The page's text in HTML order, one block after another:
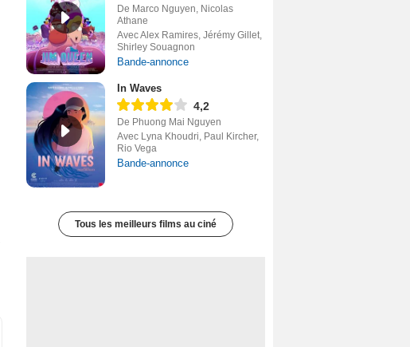
De Marco Nguyen, Nicolas
Athane
Avec Alex Ramires, Jérémy Gillet,
Shirley Souagnon
Bande-annonce
In Waves
4,2
De Phuong Mai Nguyen
Avec Lyna Khoudri, Paul Kircher,
Rio Vega
Bande-annonce
Tous les meilleurs films au ciné